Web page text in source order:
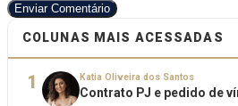
Enviar Comentário
COLUNAS MAIS ACESSADAS
1 Katia Oliveira dos Santos
Contrato PJ e pedido de